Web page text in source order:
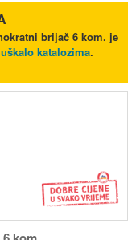
brijač 6 kom. je
katalozima.